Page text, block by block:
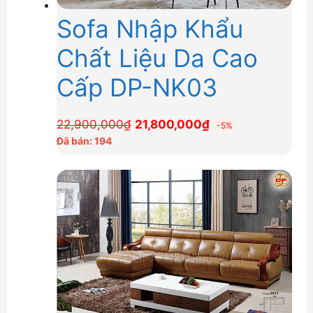
Sofa Nhập Khẩu
Chất Liệu Da Cao
Cấp DP-NK03
22,900,000₫ Giá
22,900,000₫.
21,800,000₫Giá
là:
21,800,000₫.
-5%
Đã bán: 194